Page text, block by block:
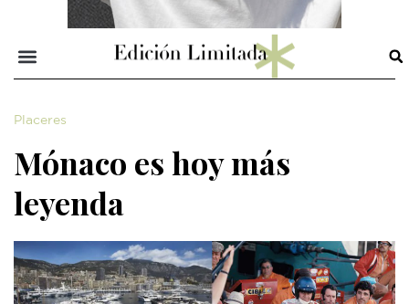
Placeres
Mónaco es hoy más
leyenda